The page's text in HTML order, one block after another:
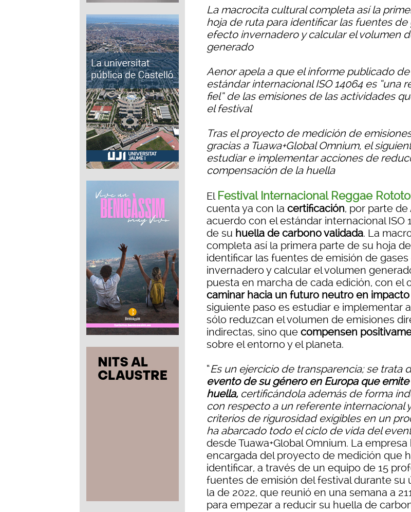
La macrocita cultural completa así la
hoja de ruta para identificar las fuentes de
efecto invernadero y calcular el volumen
generado
Aenor apela a que el informe publicado
estándar internacional ISO 14064 es “una
fiel” de las emisiones de las actividades
el festival
Tras el proyecto de medición de
gracias a Tuawa+Global Omnium, el
estudiar e implementar acciones de
compensación de la huella
El Festival Internacional Reggae
cuenta ya con la certificación, por parte de
acuerdo con el estándar internacional ISO
de su huella de carbono validada. La
completa así la primera parte de su hoja
identificar las fuentes de emisión de
invernadero y calcular el volumen
puesta en marcha de cada edición, con el
caminar hacia un futuro neutro en
siguiente paso es estudiar e implementar
sólo reduzcan el volumen de emisiones
indirectas, sino que compensen
sobre el entorno y el planeta.
“Es un ejercicio de transparencia; se trata
evento de su género en Europa que
huella, certificándola además de forma
con respecto a un referente internacional
criterios de rigurosidad exigibles en un
ha abarcado todo el ciclo de vida del
desde Tuawa+Global Omnium. La empresa
encargada del proyecto de medición que
identificar, a través de un equipo de 15
fuentes de emisión del festival durante su
la de 2022, que reunió en una semana a
para empezar a reducir su huella de